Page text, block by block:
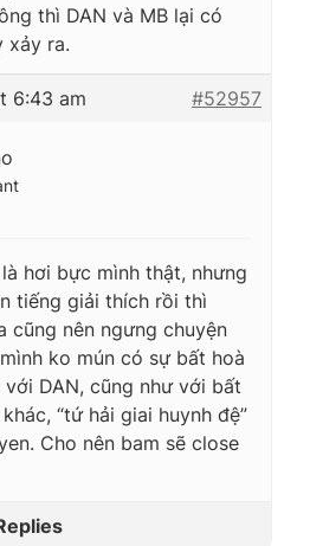
thì DAN và MB lại có
xảy ra.
6:43 am #52957
hơi bực mình thật, nhưng
tiếng giải thích rồi thì
cũng nên ngưng chuyện
ko mún có sự bất hoà
DAN, cũng như với bất
“tứ hải giai huynh đệ”
Cho nên bam sẽ close